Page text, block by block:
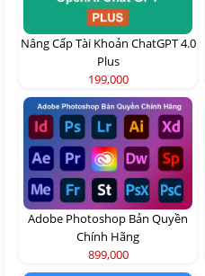
Nâng Cấp Tài Khoản ChatGPT 4.0
Plus
199,000
Adobe Photoshop Bản Quyền
Chính Hãng
899,000